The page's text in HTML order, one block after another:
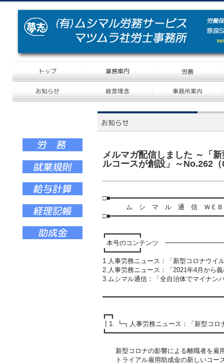
メルマガ配信しました ～「
ルコースが創設」～No.262
□■━━━━━━━━━━━━━━━━━━━━━━━━━━━━
ム シ マ ル 通 信 ＷＥＢ
□■━━━━━━━━━━━━━━━━━━━━━━━━━━━━
┏━━━━━━━━┓
本号のコンテンツ
┗━━━━━━━━┛
1.人事労務ニュース：「新型コロナウイ
2.人事労務ニュース：「2021年4月から
3.ムシマル通信：「全自治体でマイナン
━━━━━━━━━━━━━━━━━━━━━━━━━━━━━━
┏━┓
┃1. ┗┓人事労務ニュース：「新型コロ
┗━━━━━━━━━━━━━━━━━━━━━━━━━━━━━
新型コロナの影響による離職者を雇
トライアル雇用助成金の新しいコー